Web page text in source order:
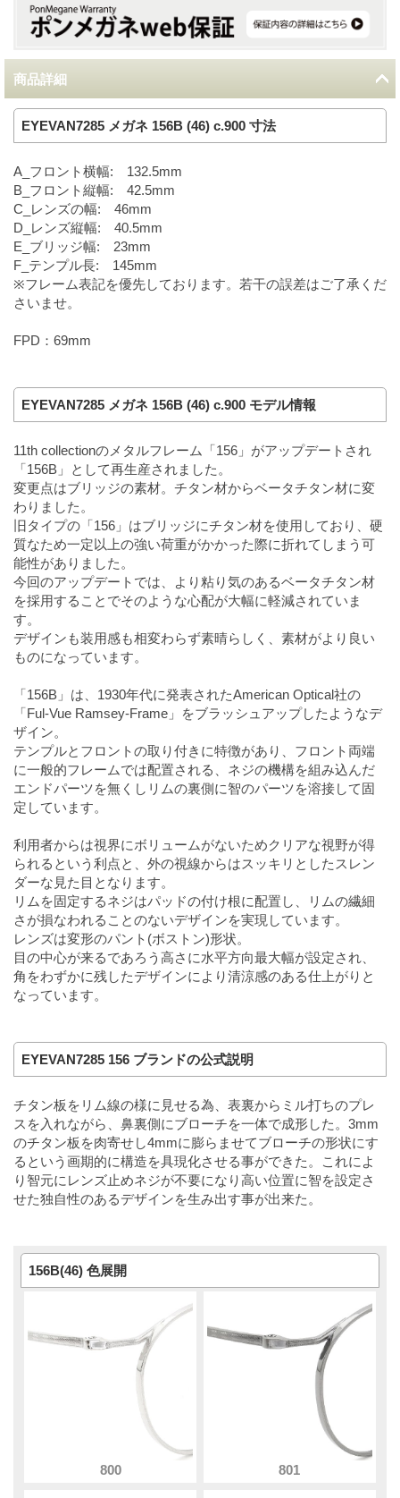
商品詳細
EYEVAN7285 メガネ 156B (46) c.900 寸法
A_フロント横幅: 132.5mm
B_フロント縦幅: 42.5mm
C_レンズの幅: 46mm
D_レンズ縦幅: 40.5mm
E_ブリッジ幅: 23mm
F_テンプル長: 145mm
※フレーム表記を優先しております。若干の誤差はご了承くだ
さいませ。
FPD：69mm
EYEVAN7285 メガネ 156B (46) c.900 モデル情報
11th collectionのメタルフレーム「156」がアップデートされ
「156B」として再生産されました。
変更点はブリッジの素材。チタン材からベータチタン材に変
わりました。
旧タイプの「156」はブリッジにチタン材を使用しており、硬
質なため一定以上の強い荷重がかかった際に折れてしまう可
能性がありました。
今回のアップデートでは、より粘り気のあるベータチタン材
を採用することでそのような心配が大幅に軽減されていま
す。
デザインも装用感も相変わらず素晴らしく、素材がより良い
ものになっています。
「156B」は、1930年代に発表されたAmerican Optical社の
「Ful-Vue Ramsey-Frame」をブラッシュアップしたようなデ
ザイン。
テンプルとフロントの取り付きに特徴があり、フロント両端
に一般的フレームでは配置される、ネジの機構を組み込んだ
エンドパーツを無くしリムの裏側に智のパーツを溶接して固
定しています。
利用者からは視界にボリュームがないためクリアな視野が得
られるという利点と、外の視線からはスッキリとしたスレン
ダーな見た目となります。
リムを固定するネジはパッドの付け根に配置し、リムの繊細
さが損なわれることのないデザインを実現しています。
レンズは変形のパント(ボストン)形状。
目の中心が来るであろう高さに水平方向最大幅が設定され、
角をわずかに残したデザインにより清涼感のある仕上がりと
なっています。
EYEVAN7285 156 ブランドの公式説明
チタン板をリム線の様に見せる為、表裏からミル打ちのプレ
スを入れながら、鼻裏側にブローチを一体で成形した。3mm
のチタン板を肉寄せし4mmに膨らませてブローチの形状にす
るという画期的に構造を具現化させる事ができた。これによ
り智元にレンズ止めネジが不要になり高い位置に智を設定さ
せた独自性のあるデザインを生み出す事が出来た。
156B(46) 色展開
800 801